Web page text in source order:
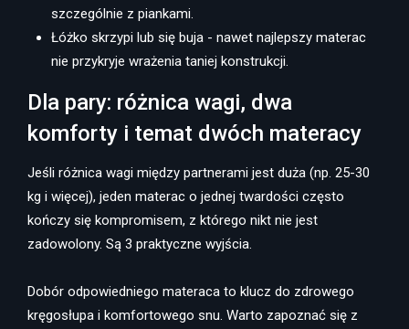
szczególnie z piankami.
Łóżko skrzypi lub się buja - nawet najlepszy materac
nie przykryje wrażenia taniej konstrukcji.
Dla pary: różnica wagi, dwa
komforty i temat dwóch materacy
Jeśli różnica wagi między partnerami jest duża (np. 25-30
kg i więcej), jeden materac o jednej twardości często
kończy się kompromisem, z którego nikt nie jest
zadowolony. Są 3 praktyczne wyjścia.
Dobór odpowiedniego materaca to klucz do zdrowego
kręgosłupa i komfortowego snu. Warto zapoznać się z